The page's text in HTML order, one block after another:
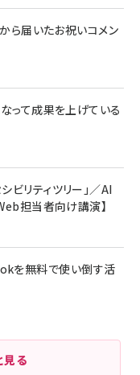
ら届いたお祝いコメン
って成果を上げている
ビリティツリー」／AI
担当者向け講演】
を無料で使い倒す活
見る